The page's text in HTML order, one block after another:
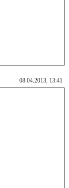
08.04.2013, 13:41